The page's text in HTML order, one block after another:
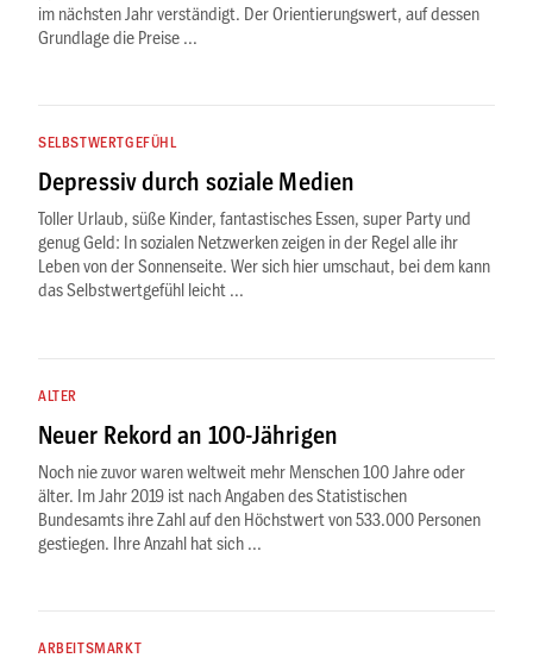
im nächsten Jahr verständigt. Der Orientierungswert, auf dessen
Grundlage die Preise ...
SELBSTWERTGEFÜHL
Depressiv durch soziale Medien
Toller Urlaub, süße Kinder, fantastisches Essen, super Party und
genug Geld: In sozialen Netzwerken zeigen in der Regel alle ihr
Leben von der Sonnenseite. Wer sich hier umschaut, bei dem kann
das Selbstwertgefühl leicht ...
ALTER
Neuer Rekord an 100-Jährigen
Noch nie zuvor waren weltweit mehr Menschen 100 Jahre oder
älter. Im Jahr 2019 ist nach Angaben des Statistischen
Bundesamts ihre Zahl auf den Höchstwert von 533.000 Personen
gestiegen. Ihre Anzahl hat sich ...
ARBEITSMARKT